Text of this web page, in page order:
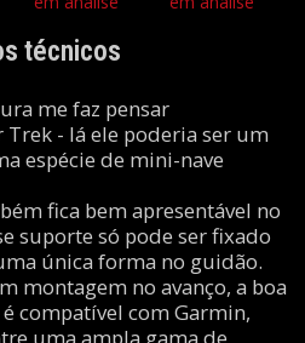
técnicos
me faz pensar
- lá ele poderia ser um
espécie de mini-nave
fica bem apresentável no
suporte só pode ser fixado
única forma no guidão.
montagem no avanço, a boa
compatível com Garmin,
uma ampla gama de